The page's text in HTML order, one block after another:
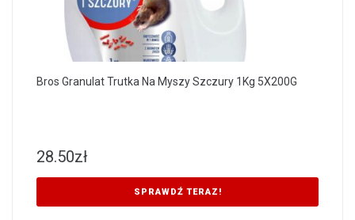
Bros Granulat Trutka Na Myszy Szczury 1Kg 5X200G
28.50zł
SPRAWDŹ TERAZ!